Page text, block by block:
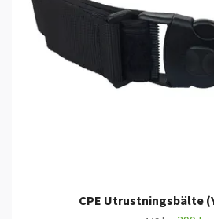
CPE Utrustningsbälte